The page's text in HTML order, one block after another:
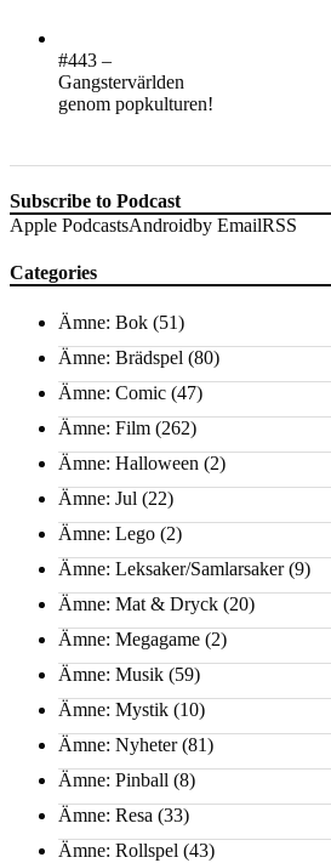
#443 –
Gangstervärlden
genom popkulturen!
Subscribe to Podcast
Apple PodcastsAndroidby EmailRSS
Categories
Ämne: Bok (51)
Ämne: Brädspel (80)
Ämne: Comic (47)
Ämne: Film (262)
Ämne: Halloween (2)
Ämne: Jul (22)
Ämne: Lego (2)
Ämne: Leksaker/Samlarsaker(9)
Ämne: Mat & Dryck (20)
Ämne: Megagame (2)
Ämne: Musik (59)
Ämne: Mystik (10)
Ämne: Nyheter(81)
Ämne: Pinball (8)
Ämne: Resa (33)
Ämne: Rollspel (43)